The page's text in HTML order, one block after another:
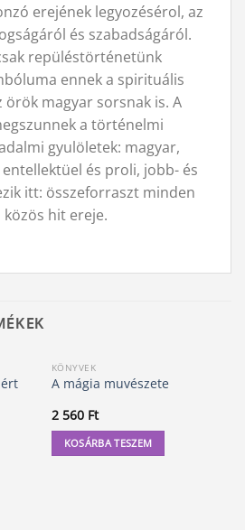
erejének legyozésérol, az
és szabadságáról.
repüléstörténetünk
ennek a spirituális
örök magyar sorsnak is. A
a történelmi
gyulöletek: magyar,
és proli, jobb- és
itt: összeforraszt minden
hit ereje.
KÖNYVEK
A mágia muvészete
2 560 Ft
KOSÁRBA TESZEM